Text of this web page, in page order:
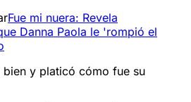
Fue mi nuera: Revela
Danna Paola le 'rompió el
bien y platicó cómo fue su